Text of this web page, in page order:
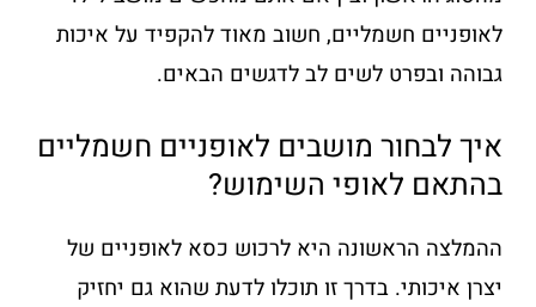
o
k
p
לאופניים חשמליים, חשוב מאוד להקפיד על איכות
גבוהה ובפרט לשים לב לדגשים הבאים.
איך לבחור מושבים לאופניים חשמליים
בהתאם לאופי השימוש?
ההמלצה הראשונה היא לרכוש כסא לאופניים של
יצרן איכותי. בדרך זו תוכלו לדעת שהוא גם יחזיק